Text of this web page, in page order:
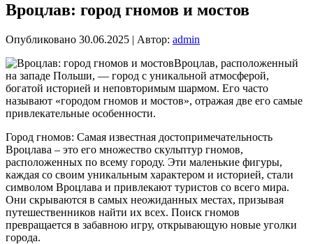
Вроцлав: город гномов и мостов
Опубликовано 30.06.2025 | Автор: admin
Вроцлав, расположенный
на западе Польши, — город с уникальной атмосферой,
богатой историей и неповторимым шармом. Его часто
называют «городом гномов и мостов», отражая две его самые
привлекательные особенности.
Город гномов: Самая известная достопримечательность
Вроцлава – это его множество скульптур гномов,
расположенных по всему городу. Эти маленькие фигуры,
каждая со своим уникальным характером и историей, стали
символом Вроцлава и привлекают туристов со всего мира.
Они скрываются в самых неожиданных местах, призывая
путешественников найти их всех. Поиск гномов
превращается в забавною игру, открывающую новые уголки
города.